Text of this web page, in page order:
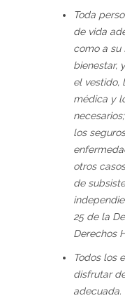
Toda
de vida
como a su
bienestar,
el vestido,
médica y
los
otros
de
25 de la
Derechos
Todos los
disfrutar